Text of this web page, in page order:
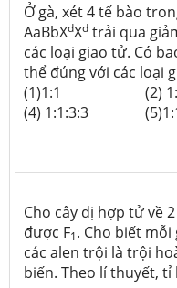
Ở gà, xét 4 tế bào
AaBbXdXd trải qua
các loại giao tử. Có
thể đúng với các loại
(1)1:1
(2)
(4) 1:1:3:3
Cho cây dị hợp tử về
được F1. Cho biết
các alen trội là trội
biến. Theo lí thuyết, tỉ